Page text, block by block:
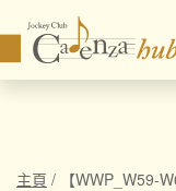
主頁 / 【WWP_W59-